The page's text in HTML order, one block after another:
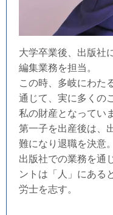
大学卒業後、出版社
編集業務を担当。
この時、多岐にわた
通じて、実に多くの
私の財産となってい
第一子を出産後は、
難になり退職を決意。
出版社での業務を通
ントは「人」にある
労士を志す。